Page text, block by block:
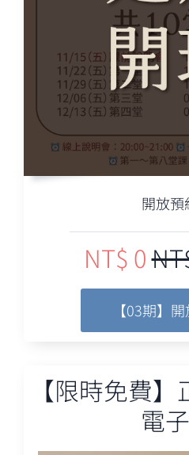
開放預
NT$ 0
【03期】
【限時免費
電